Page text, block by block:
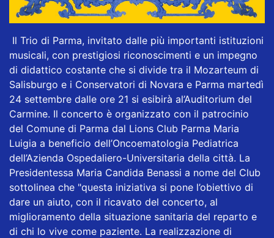
Il Trio di Parma, invitato dalle più importanti istituzioni
musicali, con prestigiosi riconoscimenti e un impegno
di didattico costante che si divide tra il Mozarteum di
Salisburgo e i Conservatori di Novara e Parma martedì
24 settembre dalle ore 21 si esibirà al’Auditorium del
Carmine. Il concerto è organizzato con il patrocinio
del Comune di Parma dal Lions Club Parma Maria
Luigia a beneficio dell’Oncoematologia Pediatrica
dell’Azienda Ospedaliero-Universitaria della città. La
Presidentessa Maria Candida Benassi a nome del Club
sottolinea che "questa iniziativa si pone l’obiettivo di
dare un aiuto, con il ricavato del concerto, al
miglioramento della situazione sanitaria del reparto e
di chi lo vive come paziente. La realizzazione di